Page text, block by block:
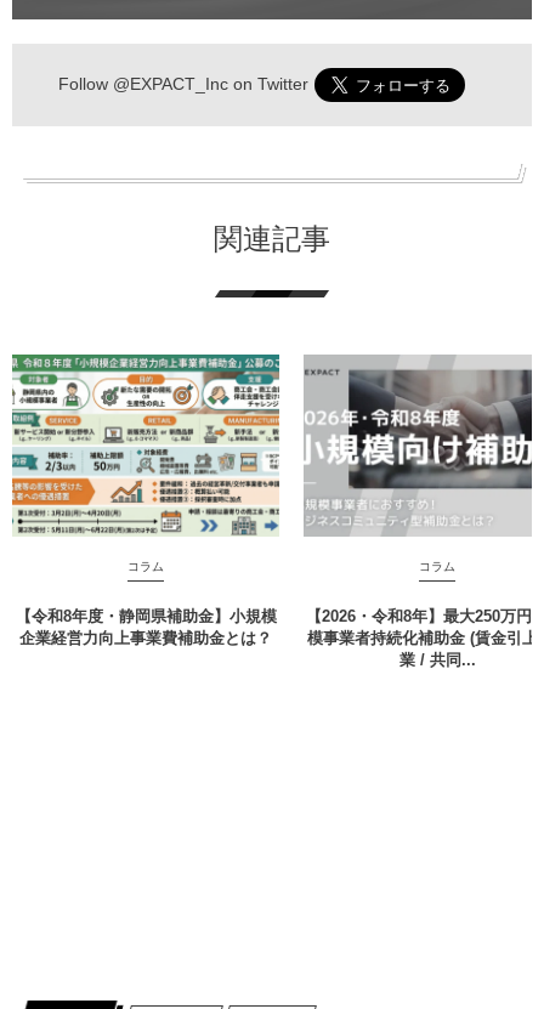
Follow @EXPACT_Incon Twitter
関連記事
コラム
【令和8年度・静岡県補助金】小規模
企業経営力向上事業費補助金とは？
コラム
【2026・令和8年】最大250万円
模事業者持続化補助金 (賃金引上
業 / 共同...